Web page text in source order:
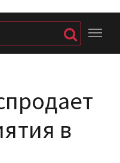
в